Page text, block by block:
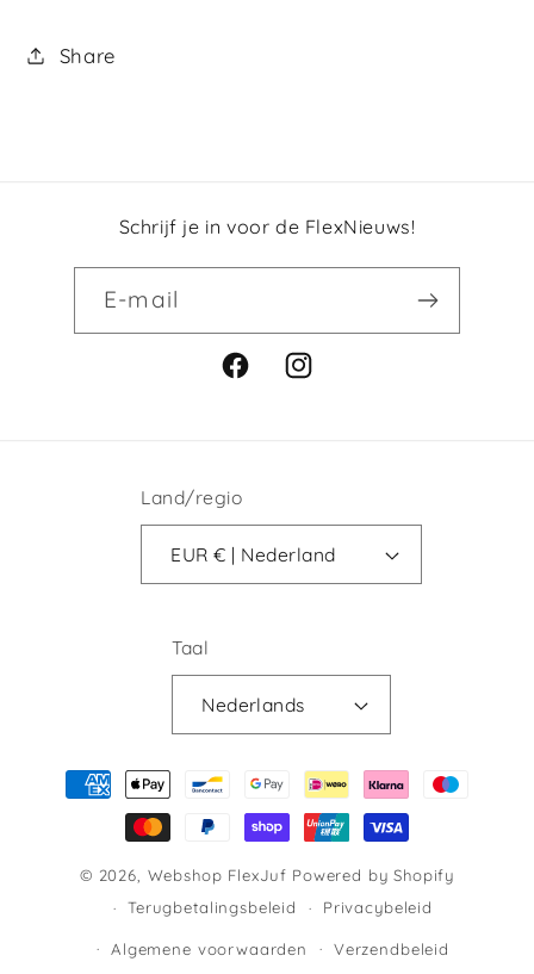
Share
Schrijf je in voor de FlexNieuws!
E‑mail
FacebookInstagram
Land/regio
EUR € | Nederland
Taal
Nederlands
Betaalmethoden
© 2026, Webshop FlexJuf Powered by Shopify
Terugbetalingsbeleid
Privacybeleid
Algemene voorwaarden Verzendbeleid